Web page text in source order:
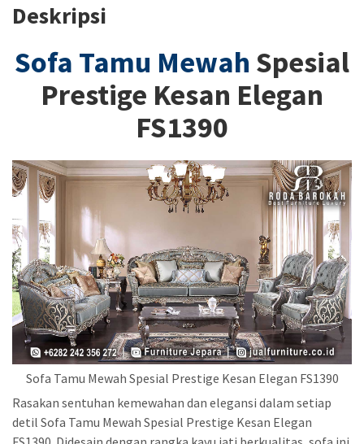
Deskripsi
Sofa Tamu Mewah Spesial
Prestige Kesan Elegan
FS1390
Sofa Tamu Mewah Spesial Prestige Kesan Elegan FS1390
Rasakan sentuhan kemewahan dan elegansi dalam setiap
detil Sofa Tamu Mewah Spesial Prestige Kesan Elegan